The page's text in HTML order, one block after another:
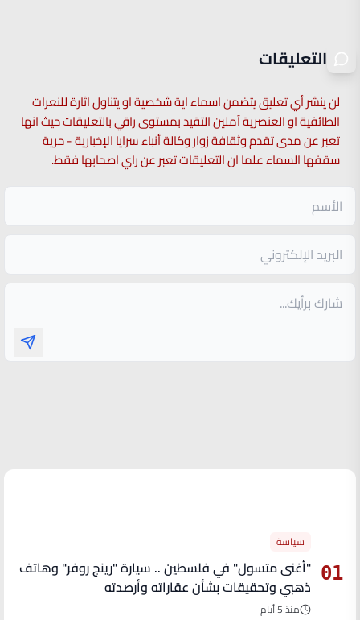
التعليقات
لن ينشر أي تعليق يتضمن اسماء اية شخصية او يتناول اثارة للنعرات
الطائفية او العنصرية آملين التقيد بمستوى راقي بالتعليقات حيث انها
تعبر عن مدى تقدم وثقافة زوار وكالة أنباء سرايا الإخبارية - حرية
سقفها السماء علما ان التعليقات تعبر عن راي اصحابها فقط.
01
سياسة
"أغنى متسول" في فلسطين .. سيارة "رينج روفر" وهاتف
ذهبي وتحقيقات بشأن عقاراته وأرصدته
منذ 5 أيام